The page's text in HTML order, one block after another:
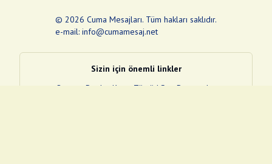
© 2026 Cuma Mesajları. Tüm hakları saklıdır.
e-mail: info@cumamesaj.net
Sizin için önemli linkler
Quran
e-Devlet Kapısı Tüvtürk Son Depremler